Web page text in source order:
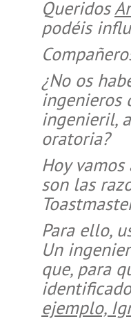
Queridos
podéis
¿No os
ingenieros
ingenieril,
oratoria?
Hoy
son las
Para ello,
Un
que, para
ejemplo,